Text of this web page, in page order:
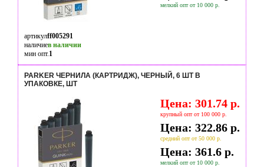
мелкий опт от 10 000 р.
артикулff005291
наличиев наличии
мин опт.1
PARKER ЧЕРНИЛА (КАРТРИДЖ), ЧЕРНЫЙ, 6 ШТ В
УПАКОВКЕ, ШТ
Цена: 301.74 р.
крупный опт от 100 000 р.
Цена: 322.86 р.
средний опт от 50 000 р.
Цена: 361.6 р.
мелкий опт от 10 000 р.